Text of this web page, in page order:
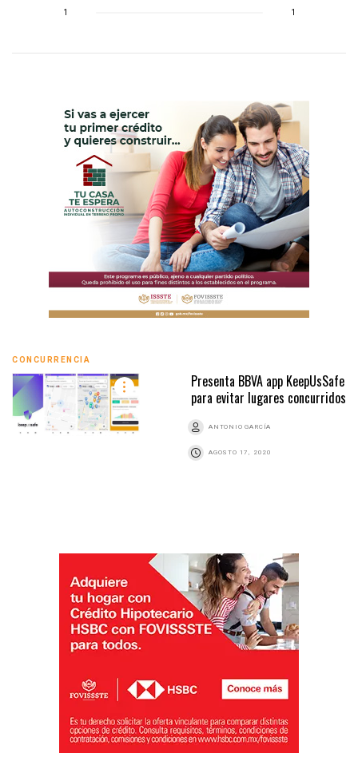
1 1
CONCURRENCIA
Presenta BBVA app KeepUsSafe
para evitar lugares concurridos
ANTONIO GARCÍA
AGOSTO 17, 2020